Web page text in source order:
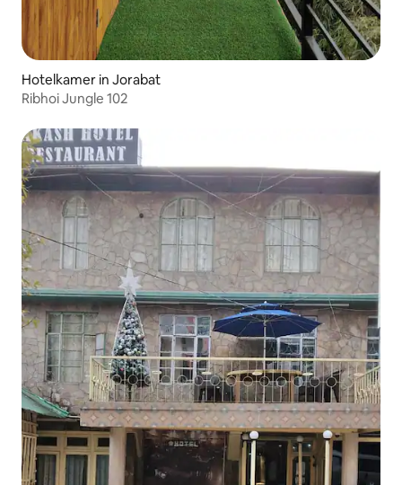
Hotelkamer in Jorabat
Ribhoi Jungle 102